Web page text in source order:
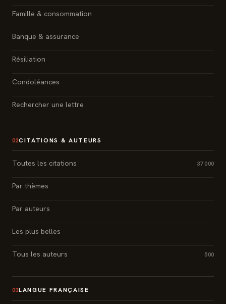
Famille & consommation
Banque & assurance
Résiliation
Condoléances
Rechercher une lettre
02CITATIONS & AUTEURS
Toutes les citations 37 000
Par thèmes
Par auteurs
Les plus belles
Tous les auteurs 500
03LANGUE FRANÇAISE